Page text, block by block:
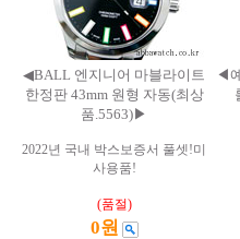
◀BALL 엔지니어 마블라이트
한정판 43mm 원형 자동(최상
품.5563)▶
2022년 국내 박스보증서 풀셋!미
사용품!
(품절)
0원
◀